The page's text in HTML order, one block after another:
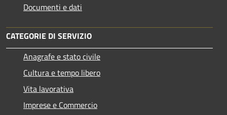
Documenti e dati
CATEGORIE DI SERVIZIO
Anagrafe e stato civile
Cultura e tempo libero
Vita lavorativa
Imprese e Commercio